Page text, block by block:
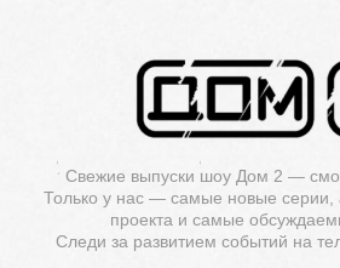
Свежие выпуски шоу Дом 2 —
Только у нас — самые новые серии,
проекта и самые
Следи за развитием событий на